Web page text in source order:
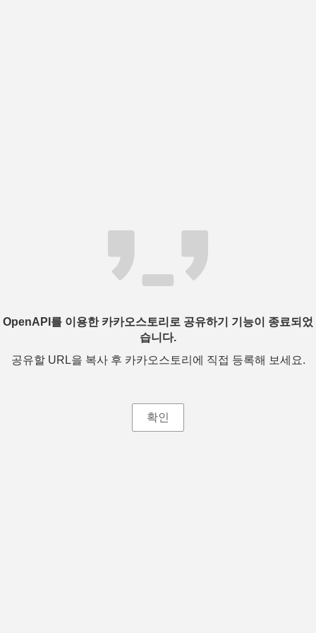
OpenAPI를 이용한 카카오스토리로 공유하기 기능이 종료되었
습니다.
공유할 URL을 복사 후 카카오스토리에 직접 등록해 보세요.
확인